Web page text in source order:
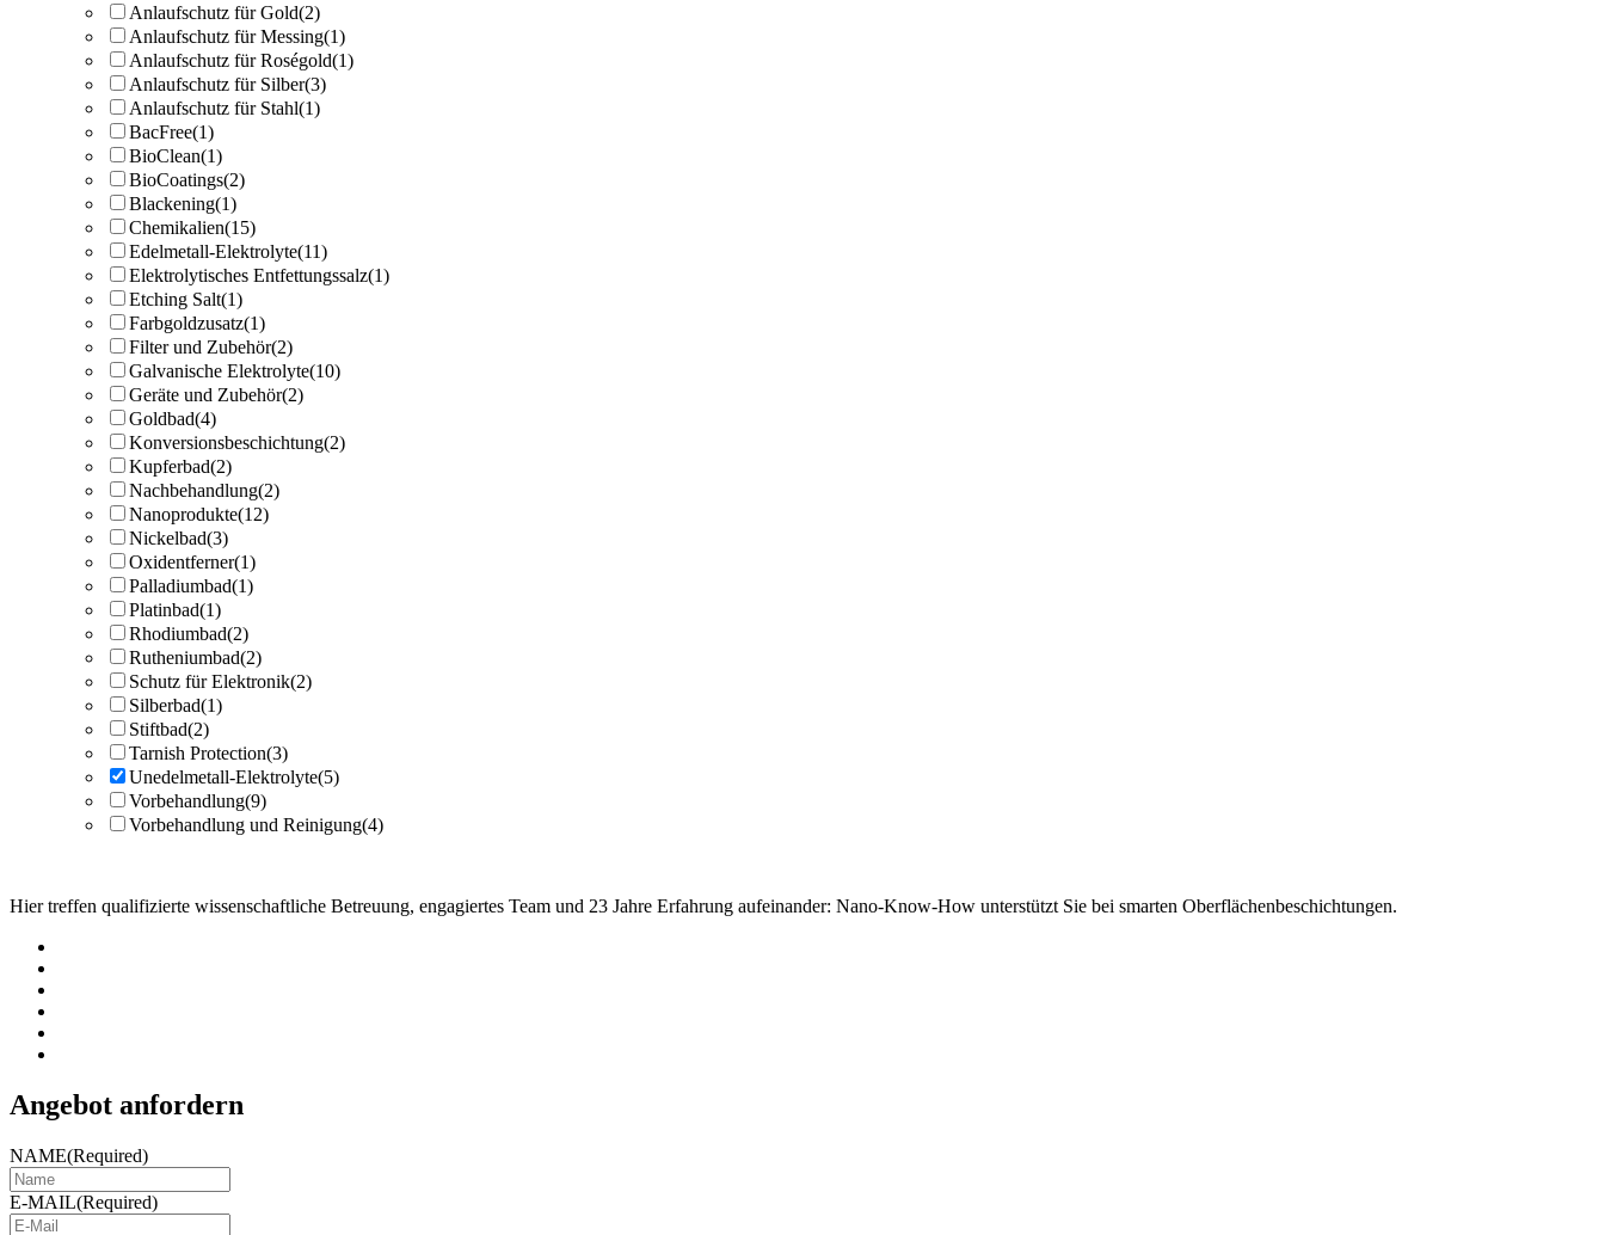
Anlaufschutz für Gold(2)
Anlaufschutz für Messing(1)
Anlaufschutz für Roségold(1)
Anlaufschutz für Silber(3)
Anlaufschutz für Stahl(1)
BacFree(1)
BioClean(1)
BioCoatings(2)
Blackening(1)
Chemikalien(15)
Edelmetall-Elektrolyte(11)
Elektrolytisches Entfettungssalz(1)
Etching Salt(1)
Farbgoldzusatz(1)
Filter und Zubehör(2)
Galvanische Elektrolyte(10)
Geräte und Zubehör(2)
Goldbad(4)
Konversionsbeschichtung(2)
Kupferbad(2)
Nachbehandlung(2)
Nanoprodukte(12)
Nickelbad(3)
Oxidentferner(1)
Palladiumbad(1)
Platinbad(1)
Rhodiumbad(2)
Rutheniumbad(2)
Schutz für Elektronik(2)
Silberbad(1)
Stiftbad(2)
Tarnish Protection(3)
Unedelmetall-Elektrolyte(5)
Vorbehandlung(9)
Vorbehandlung und Reinigung(4)
Hier treffen qualifizierte wissenschaftliche Betreuung, engagiertes Team und 23 Jahre Erfahrung aufeinander: Nano-Know-How unterstützt Sie bei smarten Oberflächenbeschichtungen.
Angebot anfordern
NAME(Required)
E-MAIL(Required)